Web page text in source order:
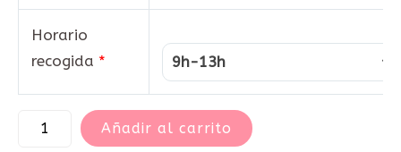
Horario
recogida * 9h-13h
Añadir al carrito